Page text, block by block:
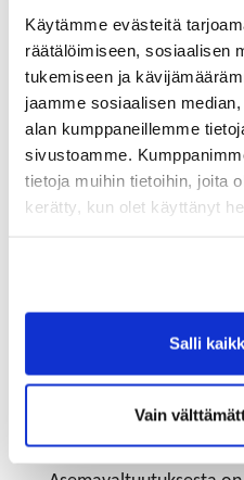
Käytämme evästeitä
räätälöimiseen, sosiaalisen
tukemiseen ja
jaamme sosiaalisen
alan kumppaneillemme
sivustoamme.
tietoja muihin tietoihin, joita
kerätty, kun olet käyttänyt
Salli
Vain
Asemavaltuutus ei
yrityksessä tai muussa
asemassa. Riittävää on
palveluksessa sellainen
tavan mukaan liittyy
puolesta. Jos
sisäisillä määräyksillä,
kohtaan, ellei tämäkin
Asemavaltuutus
siitä asemasta, jossa
asemavaltuutusta, vaan